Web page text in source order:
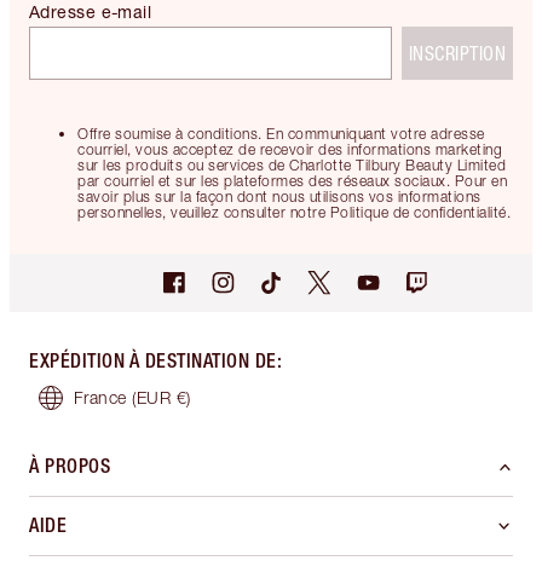
Offre soumise à conditions. En communiquant votre adresse
courriel, vous acceptez de recevoir des informations marketing
sur les produits ou services de Charlotte Tilbury Beauty Limited
par courriel et sur les plateformes des réseaux sociaux. Pour en
savoir plus sur la façon dont nous utilisons vos informations
personnelles, veuillez consulter notre Politique de confidentialité.
Adresse e-mail
INSCRIPTION
EXPÉDITION À DESTINATION DE:
France (EUR €)
À PROPOS
AIDE